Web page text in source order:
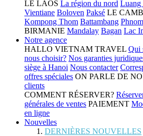
LE LAOS La région du nord Luang
Vientiane Boloven Paksé LE
Kompong Thom Battambang
BIRMANIE Mandalay Bagan Lac
Notre agence
HALLO VIETNAM TRAVEL Qui
nous choisir? Nos garanties
siège à Hanoi Nous contacter
offres spéciales ON PARLE DE
clients
COMMENT RÉSERVER?
générales de ventes PAIEMENT
en ligne
Nouvelles
DERNIÈRES NOUVELLES